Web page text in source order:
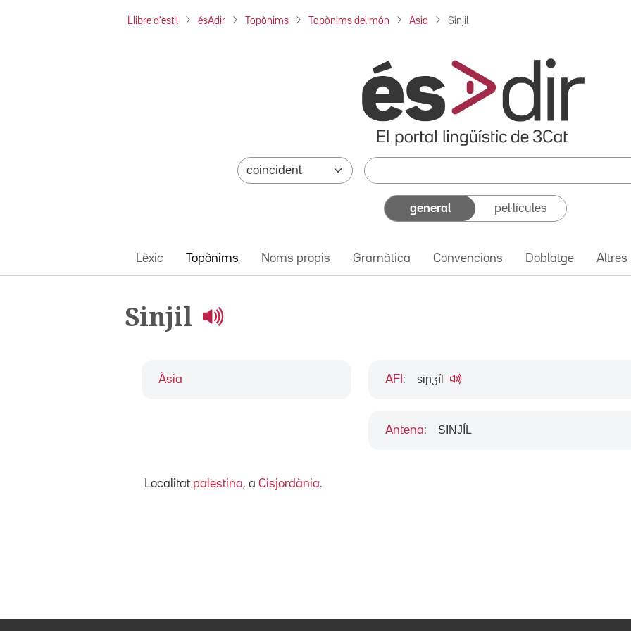
Llibre d'estil ésAdir Topònims Topònims del món Àsia Sinjil
general pel·lícules
Lèxic Topònims Noms propis Gramàtica Convencions Doblatge Altres
Sinjil
Àsia AFI : siɲʒíl
Antena: SINJÍL
Localitat palestina, a Cisjordània.